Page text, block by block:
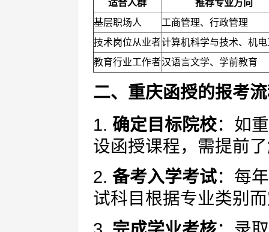
适合人群
推荐专业方向
基层职场人
工商管理、行政管理
技术岗位从业者计算机科学与技术、机
教育行业工作者汉语言文学、学前教育
二、重庆函授的报考
1. 确定目标院校：如
设函授课程，需提前
2. 备考入学考试：每
试科目根据专业类别